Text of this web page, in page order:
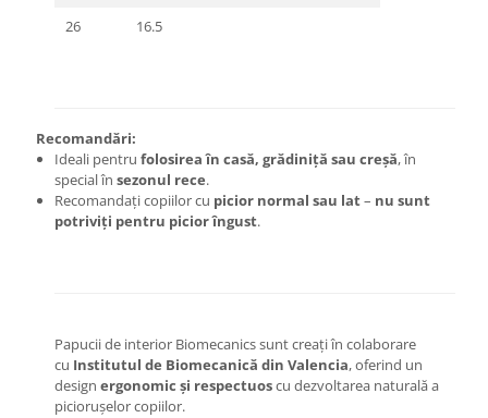
26
16.5
Recomandări:
Ideali pentru folosirea în casă, grădiniță sau creșă, în
special în sezonul rece.
Recomandați copiilor cu picior normal sau lat– nu sunt
potriviți pentru picior îngust.
Papucii de interior Biomecanics sunt creați în colaborare
cu Institutul de Biomecanică din Valencia, oferind un
design ergonomic și respectuoscu dezvoltarea naturală a
piciorușelor copiilor.